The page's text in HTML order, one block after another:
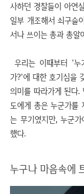
사하던 경찰들이 아연
일부 개조해서 쇠구슬
서나 쓰이는 총과 총알
우리는 이때부터 '
가?'에 대한 호기심을
의미를 따라가게 된다.
도에게 총은 누군가를
는 무기였지만, 누군
했다.
누구나 마음속에